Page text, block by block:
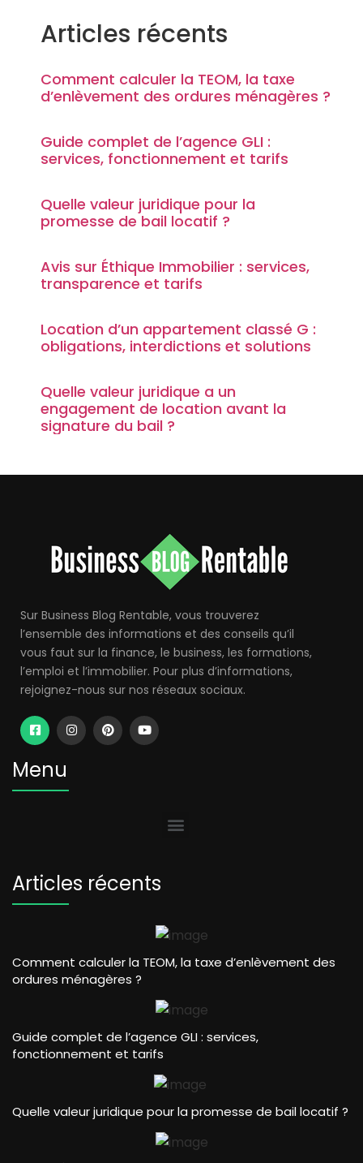
Articles récents
Comment calculer la TEOM, la taxe
d’enlèvement des ordures ménagères ?
Guide complet de l’agence GLI :
services, fonctionnement et tarifs
Quelle valeur juridique pour la
promesse de bail locatif ?
Avis sur Éthique Immobilier : services,
transparence et tarifs
Location d’un appartement classé G :
obligations, interdictions et solutions
Quelle valeur juridique a un
engagement de location avant la
signature du bail ?
Sur Business Blog Rentable, vous trouverez
l’ensemble des informations et des conseils qu’il
vous faut sur la finance, le business, les formations,
l’emploi et l’immobilier. Pour plus d’informations,
rejoignez-nous sur nos réseaux sociaux.
Menu
Articles récents
Comment calculer la TEOM, la taxe d’enlèvement des
ordures ménagères ?
Guide complet de l’agence GLI : services,
fonctionnement et tarifs
Quelle valeur juridique pour la promesse de bail locatif ?